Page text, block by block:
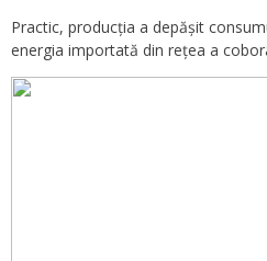
Practic, producția a depășit
energia importată din rețea a